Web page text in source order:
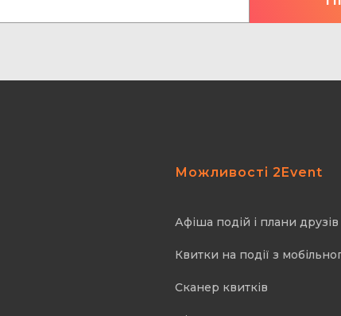
Можливості 2Event
Афіша подій і плани друзів
Квитки на події з
Cканер квитків